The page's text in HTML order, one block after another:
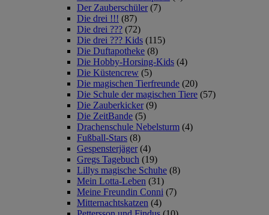
Der Zauberschüler (7)
Die drei !!! (87)
Die drei ??? (72)
Die drei ??? Kids (115)
Die Duftapotheke (8)
Die Hobby-Horsing-Kids (4)
Die Küstencrew (5)
Die magischen Tierfreunde (20)
Die Schule der magischen Tiere (57)
Die Zauberkicker (9)
Die ZeitBande (5)
Drachenschule Nebelsturm (4)
Fußball-Stars (8)
Gespensterjäger (4)
Gregs Tagebuch (19)
Lillys magische Schuhe (8)
Mein Lotta-Leben (31)
Meine Freundin Conni (7)
Mitternachtskatzen (4)